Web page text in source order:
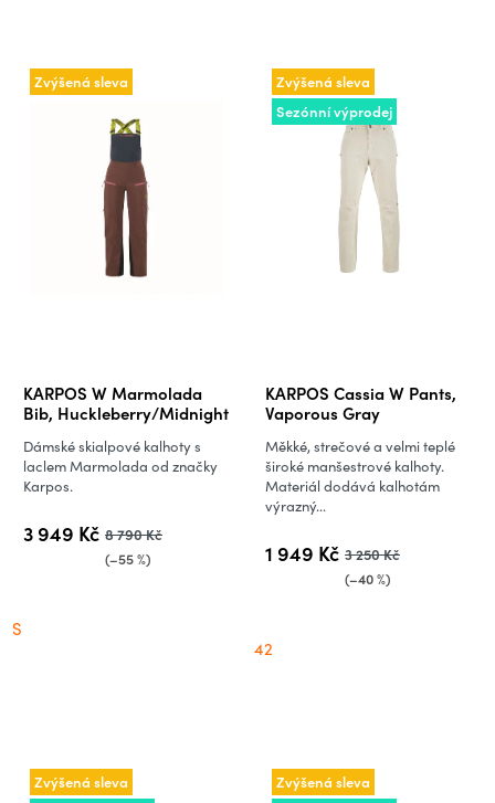
Zvýšená sleva
KARPOS W Marmolada
Bib, Huckleberry/Midnight
3 949 Kč 8 790 Kč
(–55 %)
Dámské skialpové kalhoty s
laclem Marmolada od značky
Karpos.
S
Zvýšená sleva
Sezónní výprodej
KARPOS Cassia W Pants,
Vaporous Gray
1 949 Kč 3 250 Kč
(–40 %)
Měkké, strečové a velmi teplé
široké manšestrové kalhoty.
Materiál dodává kalhotám
výrazný...
42
Zvýšená sleva
Zvýšená sleva